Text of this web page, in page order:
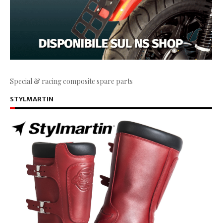
Special & racing composite spare parts
STYLMARTIN